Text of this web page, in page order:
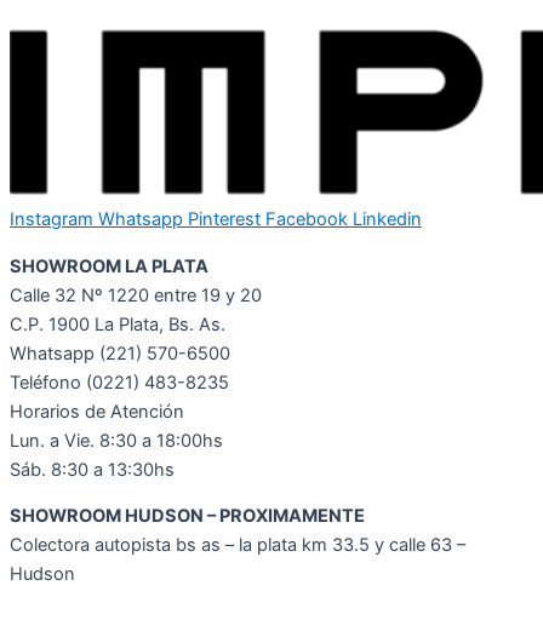
Instagram Whatsapp Pinterest Facebook Linkedin
SHOWROOM LA PLATA
Calle 32 Nº 1220 entre 19 y 20
C.P. 1900 La Plata, Bs. As.
Whatsapp (221) 570-6500
Teléfono (0221) 483-8235
Horarios de Atención
Lun. a Vie. 8:30 a 18:00hs
Sáb. 8:30 a 13:30hs
SHOWROOM HUDSON – PROXIMAMENTE
Colectora autopista bs as – la plata km 33.5 y calle 63 –
Hudson